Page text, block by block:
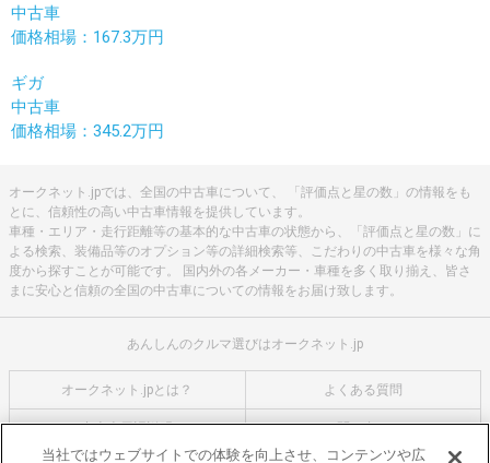
中古車
価格相場：167.3万円
ギガ
中古車
価格相場：345.2万円
オークネット.jpでは、全国の中古車について、 「評価点と星の数」の情報をも
とに、信頼性の高い中古車情報を提供しています。
車種・エリア・走行距離等の基本的な中古車の状態から、「評価点と星の数」に
よる検索、装備品等のオプション等の詳細検索等、こだわりの中古車を様々な角
度から探すことが可能です。 国内外の各メーカー・車種を多く取り揃え、皆さ
まに安心と信頼の全国の中古車についての情報をお届け致します。
あんしんのクルマ選びはオークネット.jp
オークネット.jpとは？ よくある質問
中古車用語説明 お問い合わせ
当社ではウェブサイトでの体験を向上させ、コンテンツや広